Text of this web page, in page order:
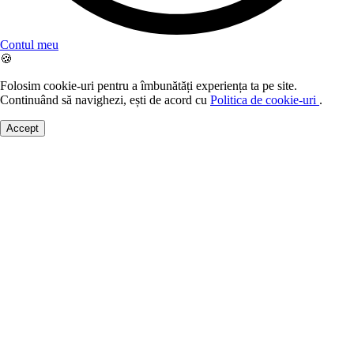
Contul meu
🍪
Folosim cookie-uri pentru a îmbunătăți experiența ta pe site.
Continuând să navighezi, ești de acord cu Politica de cookie-uri .
Accept